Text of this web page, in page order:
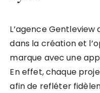
L’agence
dans la création et
marque avec une
En effet, chaque
afin de refléter